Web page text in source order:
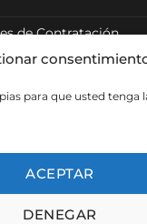
para que usted tenga
ACEPTAR
DENEGAR
de Contratación
Devolución